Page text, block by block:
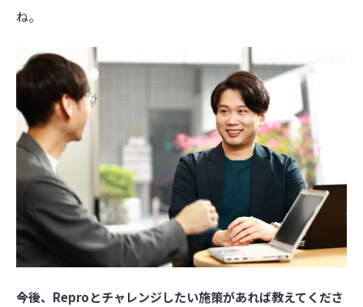
ね。
――今後、Reproとチャレンジしたい施策があれば教えてくださ